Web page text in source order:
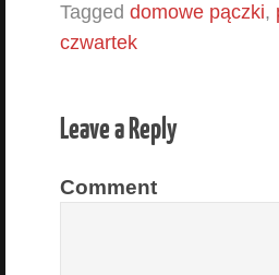
Tagged domowe pączki,
czwartek
Leave a Reply
Comment